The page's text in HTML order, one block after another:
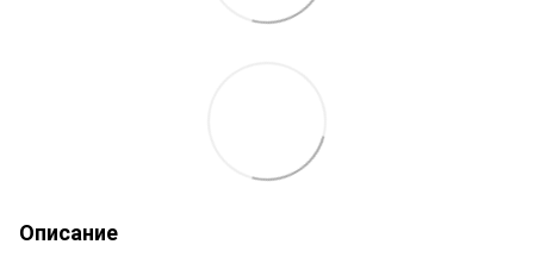
Описание